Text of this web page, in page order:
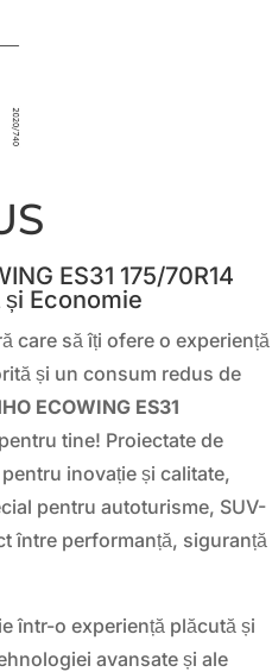
ES31 175/70R14
Economie
care să îți ofere o experiență
și un consum redus de
ECOWING ES31
tine! Proiectate de
inovație și calitate,
pentru autoturisme, SUV-
între performanță, siguranță
într-o experiență plăcută și
avansate și ale